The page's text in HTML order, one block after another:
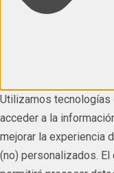
Utilizamos tecnologías
acceder a la
mejorar la experiencia
(no) personalizados.